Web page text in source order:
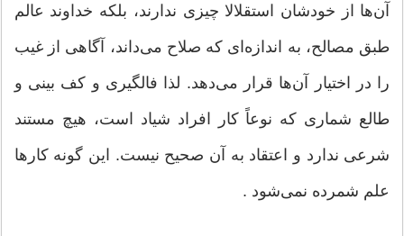
آن‌ها از خودشان استقلالا چیزی ندارند، بلکه خداوند عالم
طبق مصالح، به اندازه‌ای که صلاح می‌داند، آگاهی از غیب
را در اختیار آن‌ها قرار می‌دهد. لذا فالگیری و کف بینی و
طالع شماری که نوعاً کار افراد شیاد است، هیچ مستند
شرعی ندارد و اعتقاد به آن صحیح نیست. این گونه کارها
علم شمرده نمی‌شود .